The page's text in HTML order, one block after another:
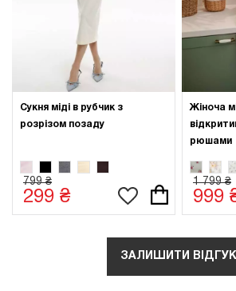
Сукня міді в рубчик з
розрізом позаду
799 ₴
299 ₴
Жіноча
рюшами
1 799 ₴
999
ЗАЛИШИТИ ВІДГУК